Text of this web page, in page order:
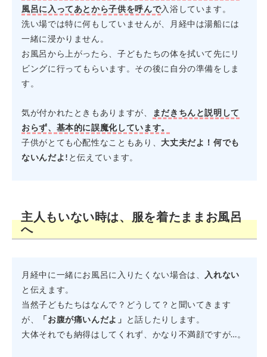
風呂に入ってあとから子供を呼んで入浴しています。
洗い場では特に何もしていませんが、月経中は湯船には
一緒に浸かりません。
お風呂から上がったら、子どもたちの体を拭いて先にリ
ビングに行ってもらいます。その後に自分の準備をしま
す。
気が付かれたときもありますが、
まだきちんと説明して
おらず、基本的に誤魔化しています。
子供がとても心配性なこともあり、 大丈夫だよ！何でも
ないんだよ! と伝えています。
主人もいない時は、服を着たままお風呂
へ
月経中に一緒にお風呂に入りたくない場合は、 入れない
と伝えます。
当然子どもたちはなんで？どうして？と聞いてきます
が、
「お腹が痛いんだよ」 と話したりします。
大体それでも納得はしてくれず、かなり不満顔ですが…。